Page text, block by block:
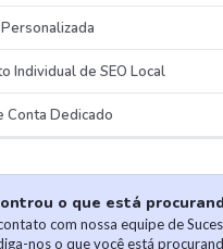
Individual de SEO Local
Conta Dedicado
o que está
com nossa equipe de
nos o que você está